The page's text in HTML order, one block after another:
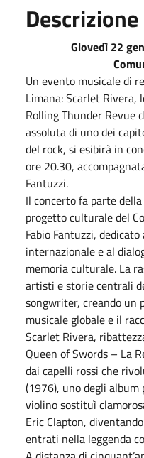
Descrizione
Giovedì 22
Un evento musicale di
Limana: Scarlet Rivera,
Rolling Thunder Revue
assoluta di uno dei
del rock, si esibirà in
ore 20.30,
Fantuzzi.
Il concerto fa parte
progetto culturale del
Fabio Fantuzzi,
internazionale e al
memoria culturale. La
artisti e storie centrali
songwriter, creando un
musicale globale e il
Scarlet Rivera,
Queen of Swords – La
dai capelli rossi che
(1976), uno degli album
violino sostituì
Eric Clapton,
entrati nella leggenda